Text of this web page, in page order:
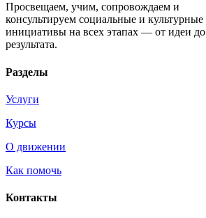
Просвещаем, учим, сопровождаем и
консультируем социальные и культурные
инициативы на всех этапах — от идеи до
результата.
Разделы
Услуги
Курсы
О движении
Как помочь
Контакты